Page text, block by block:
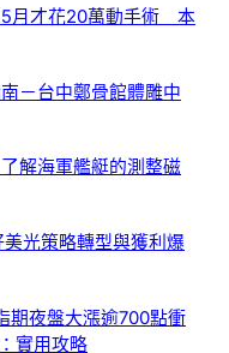
5月才花20萬動手術 本
－台中鄭骨館體雕中
解海軍艦艇的測整磁
光策略轉型與獲利爆
期夜盤大漲逾700點衝
實用攻略